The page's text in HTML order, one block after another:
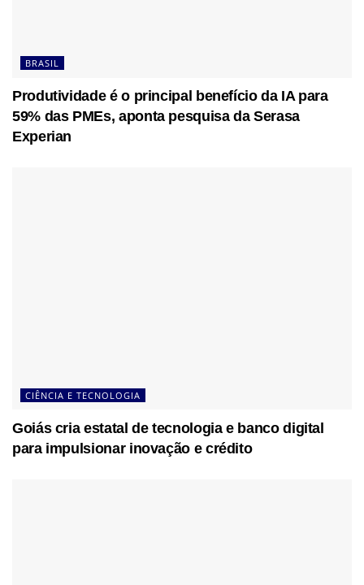
BRASIL
Produtividade é o principal benefício da IA para
59% das PMEs, aponta pesquisa da Serasa
Experian
CIÊNCIA E TECNOLOGIA
Goiás cria estatal de tecnologia e banco digital
para impulsionar inovação e crédito